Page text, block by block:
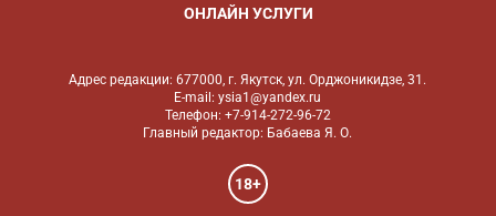
ОНЛАЙН УСЛУГИ
Адрес редакции: 677000, г. Якутск, ул. Орджоникидзе, 31.
E-mail: ysia1@yandex.ru
Телефон: +7-914-272-96-72
Главный редактор: Бабаева Я. О.
18+